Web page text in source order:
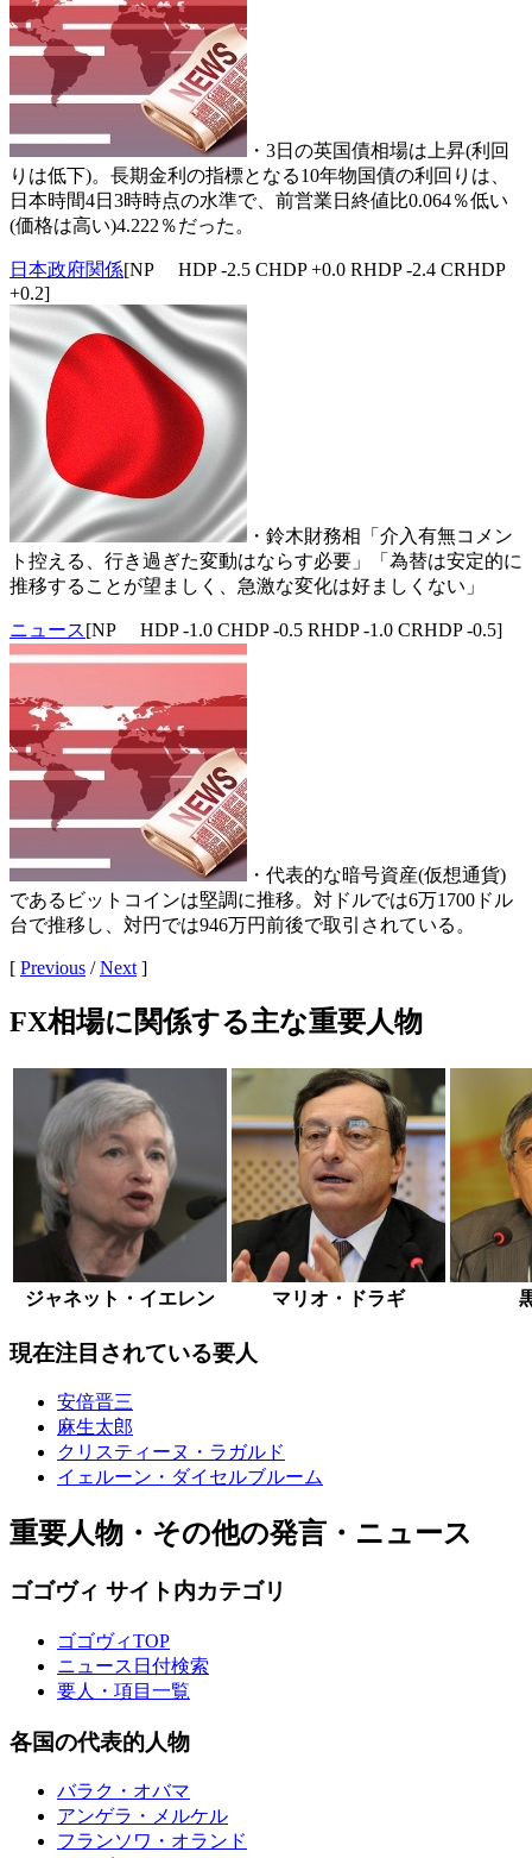
・3日の英国債相場は上昇(利回
りは低下)。長期金利の指標となる10年物国債の利回りは、
日本時間4日3時時点の水準で、前営業日終値比0.064％低い
(価格は高い)4.222％だった。
日本政府関係[NP HDP -2.5 CHDP +0.0 RHDP -2.4 CRHDP
+0.2]
・鈴木財務相「介入有無コメン
ト控える、行き過ぎた変動はならす必要」「為替は安定的に
推移することが望ましく、急激な変化は好ましくない」
ニュース[NP HDP -1.0 CHDP -0.5 RHDP -1.0 CRHDP -0.5]
・代表的な暗号資産(仮想通貨)
であるビットコインは堅調に推移。対ドルでは6万1700ドル
台で推移し、対円では946万円前後で取引されている。
[ Previous /Next ]
FX相場に関係する主な重要人物
ジャネット・イエレン マリオ・ドラギ
現在注目されている要人
安倍晋三
麻生太郎
クリスティーヌ・ラガルド
イェルーン・ダイセルブルーム
重要人物・その他の発言・ニュース
ゴゴヴィ サイト内カテゴリ
ゴゴヴィTOP
ニュース日付検索
要人・項目一覧
各国の代表的人物
バラク・オバマ
アンゲラ・メルケル
フランソワ・オランド